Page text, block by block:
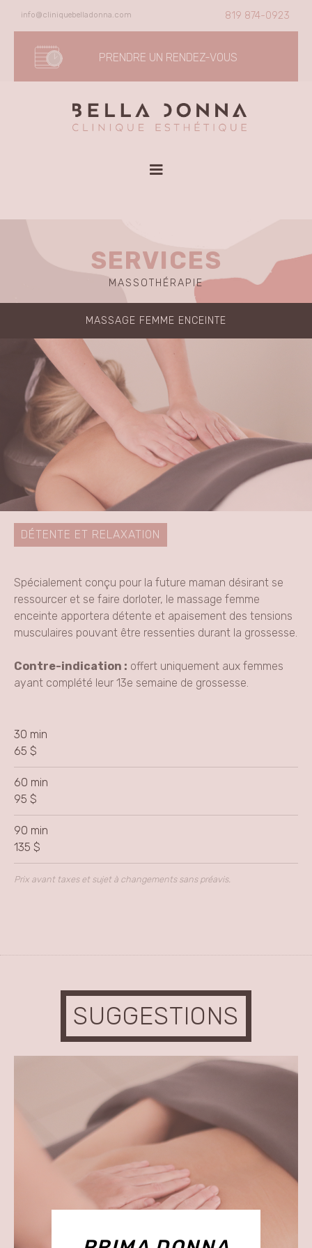
info@cliniquebelladonna.com 819 874-0923
PRENDRE UN RENDEZ-VOUS
SERVICES
MASSOTHÉRAPIE
MASSAGE FEMME ENCEINTE
DÉTENTE ET RELAXATION
Spécialement conçu pour la future maman désirant se
ressourcer et se faire dorloter, le massage femme
enceinte apportera détente et apaisement des tensions
musculaires pouvant être ressenties durant la grossesse.
Contre-indication : offert uniquement aux femmes
ayant complété leur 13e semaine de grossesse.
30 min
65 $
60 min
95 $
90 min
135 $
Prix avant taxes et sujet à changements sans préavis.
SUGGESTIONS